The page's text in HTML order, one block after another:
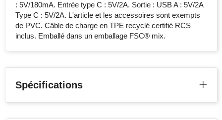
: 5V/180mA. Entrée type C : 5V/2A. Sortie : USB A : 5V/2A
Type C : 5V/2A. L'article et les accessoires sont exempts
de PVC. Câble de charge en TPE recyclé certifié RCS
inclus. Emballé dans un emballage FSC® mix.
Spécifications